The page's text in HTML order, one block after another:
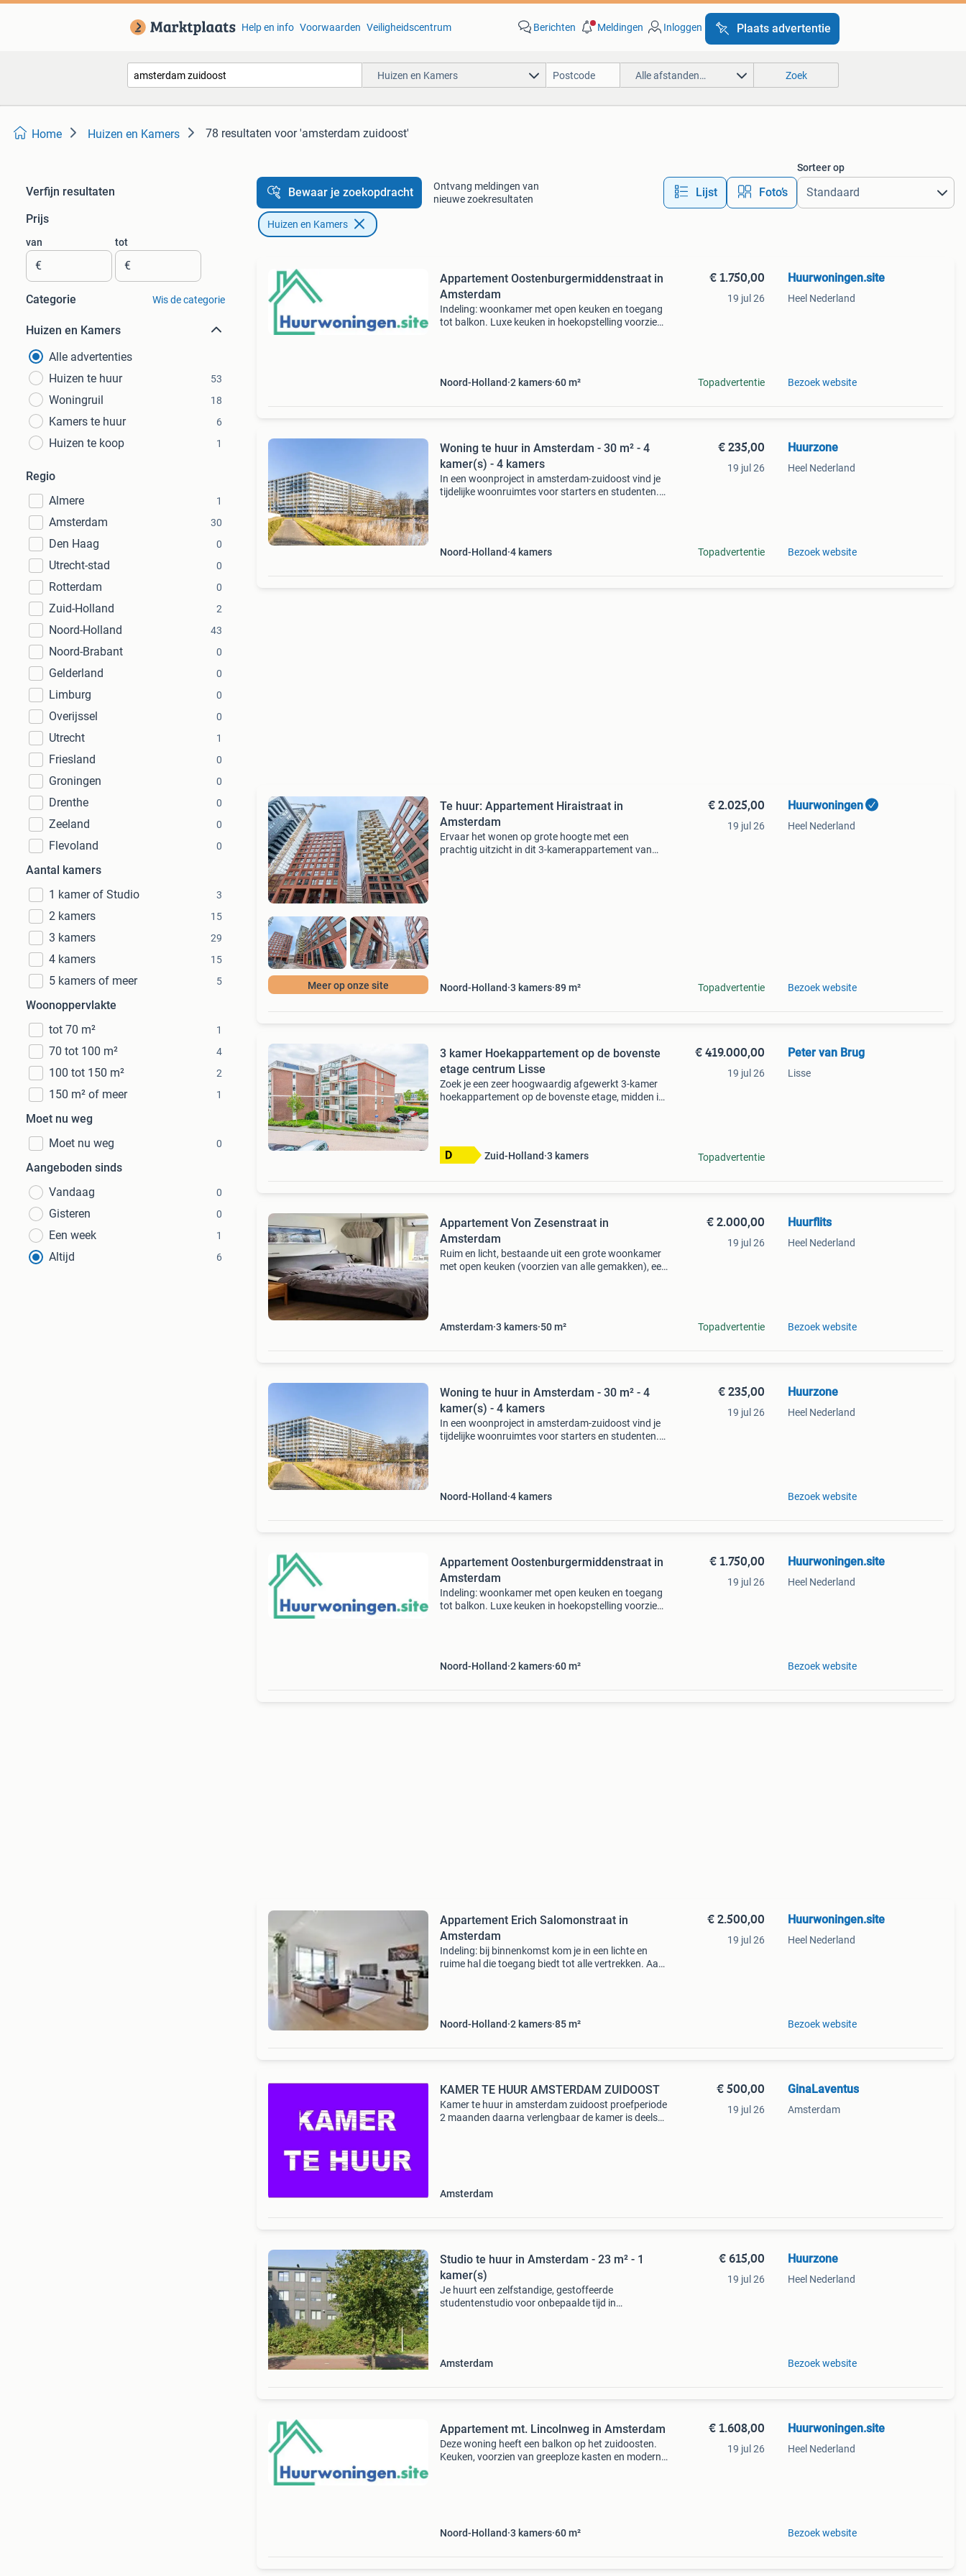
Help en info Voorwaarden Veiligheidscentrum Berichten Meldingen Inloggen Plaats advertentie
Huizen en Kamers Alle afstanden… Zoek
Home Huizen en Kamers 78 resultaten voor 'amsterdam zuidoost'
Verfijn resultaten
Prijs
van
€
tot
€
Categorie Wis de categorie
Huizen en Kamers
Alle advertenties
Huizen te huur
53
Woningruil 18
Kamers te huur 6
Huizen te koop 1
Regio
Almere
1
Amsterdam 30
Den Haag 0
Utrecht-stad 0
Rotterdam 0
Zuid-Holland 2
Noord-Holland 43
Noord-Brabant 0
Gelderland 0
Limburg 0
Overijssel 0
Utrecht 1
Friesland 0
Groningen 0
Drenthe 0
Zeeland 0
Flevoland 0
Aantal kamers
1 kamer of Studio
3
2 kamers 15
3 kamers 29
4 kamers 15
5 kamers of meer 5
Woonoppervlakte
tot 70 m²
1
70 tot 100 m² 4
100 tot 150 m² 2
150 m² of meer 1
Moet nu weg
Moet nu weg
0
Aangeboden sinds
Vandaag
0
Gisteren 0
Een week 1
Altijd 6
Bewaar je zoekopdracht
Ontvang meldingen van
nieuwe zoekresultaten
Lijst Foto’s
Sorteer op
Huizen en Kamers
Appartement Oostenburgermiddenstraat in
Amsterdam
Indeling: woonkamer met open keuken en toegang
tot balkon. Luxe keuken in hoekopstelling voorzien
Noord-Holland 2 kamers 60m²
€ 1.750,00
19 jul 26
Topadvertentie
Huurwoningen.site
Heel Nederland
Bezoek website
Woning te huur in Amsterdam - 30 m² - 4
kamer(s) - 4 kamers
In een woonproject in amsterdam-zuidoost vind je
tijdelijke woonruimtes voor starters en studenten.
Noord-Holland 4 kamers
€ 235,00
19 jul 26
Topadvertentie
Huurzone
Heel Nederland
Bezoek website
Meer op onze site
Te huur: Appartement Hiraistraat in
Amsterdam
Ervaar het wonen op grote hoogte met een
prachtig uitzicht in dit 3-kamerappartement van
Noord-Holland 3 kamers 89m²
€ 2.025,00
19 jul 26
Topadvertentie
Huurwoningen
Heel Nederland
Bezoek website
3 kamer Hoekappartement op de bovenste
etage centrum Lisse
Zoek je een zeer hoogwaardig afgewerkt 3-kamer
hoekappartement op de bovenste etage, midden in
Zuid-Holland 3 kamers
€ 419.000,00
19 jul 26
Topadvertentie
Peter van Brug
Lisse
Appartement Von Zesenstraat in
Amsterdam
Ruim en licht, bestaande uit een grote woonkamer
met open keuken (voorzien van alle gemakken), een
Amsterdam 3 kamers 50m²
€ 2.000,00
19 jul 26
Topadvertentie
Huurflits
Heel Nederland
Bezoek website
Woning te huur in Amsterdam - 30 m² - 4
kamer(s) - 4 kamers
In een woonproject in amsterdam-zuidoost vind je
tijdelijke woonruimtes voor starters en studenten.
Noord-Holland 4 kamers
€ 235,00
19 jul 26
Huurzone
Heel Nederland
Bezoek website
Appartement Oostenburgermiddenstraat in
Amsterdam
Indeling: woonkamer met open keuken en toegang
tot balkon. Luxe keuken in hoekopstelling voorzien
Noord-Holland 2 kamers 60m²
€ 1.750,00
19 jul 26
Huurwoningen.site
Heel Nederland
Bezoek website
Appartement Erich Salomonstraat in
Amsterdam
Indeling: bij binnenkomst kom je in een lichte en
ruime hal die toegang biedt tot alle vertrekken. Aan
Noord-Holland 2 kamers 85m²
€ 2.500,00
19 jul 26
Huurwoningen.site
Heel Nederland
Bezoek website
KAMER TE HUUR AMSTERDAM ZUIDOOST
Kamer te huur in amsterdam zuidoost proefperiode
2 maanden daarna verlengbaar de kamer is deels
Amsterdam
€ 500,00
19 jul 26
GinaLaventus
Amsterdam
Studio te huur in Amsterdam - 23 m² - 1
kamer(s)
Je huurt een zelfstandige, gestoffeerde
studentenstudio voor onbepaalde tijd in
Amsterdam
€ 615,00
19 jul 26
Huurzone
Heel Nederland
Bezoek website
Appartement mt. Lincolnweg in Amsterdam
Deze woning heeft een balkon op het zuidoosten.
Keuken, voorzien van greeploze kasten en moderne
Noord-Holland 3 kamers 60m²
€ 1.608,00
19 jul 26
Huurwoningen.site
Heel Nederland
Bezoek website